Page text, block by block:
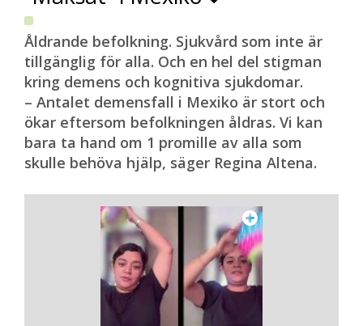
Åldrande befolkning. Sjukvård som inte är
tillgänglig för alla. Och en hel del stigman
kring demens och kognitiva sjukdomar.
– Antalet demensfall i Mexiko är stort och
ökar eftersom befolkningen åldras. Vi kan
bara ta hand om 1 promille av alla som
skulle behöva hjälp, säger Regina Altena.